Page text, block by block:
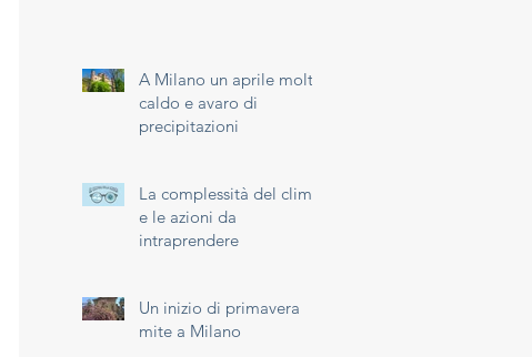
A Milano un aprile molto
caldo e avaro di
precipitazioni
La complessità del clima
e le azioni da
intraprendere
Un inizio di primavera
mite a Milano